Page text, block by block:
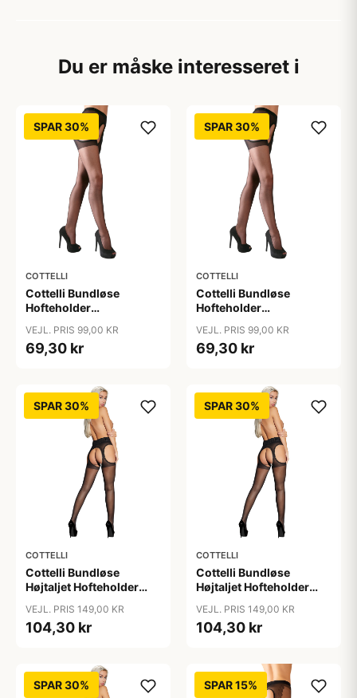
Du er måske interesseret i
SPAR 30%
COTTELLI
Cottelli Bundløse
Hofteholder
L/XL
VEJL. PRIS 99,00 KR
69,30 kr
SPAR 30%
COTTELLI
Cottelli Bundløse
Hofteholder
S/M
VEJL. PRIS 99,00 KR
69,30 kr
SPAR 30%
COTTELLI
Cottelli Bundløse
Højtaljet Hofteholder
VEJL. PRIS 149,00 KR
104,30 kr
SPAR 30%
COTTELLI
Cottelli Bundløse
Højtaljet Hofteholder
M
VEJL. PRIS 149,00 KR
104,30 kr
SPAR 30% SPAR 15%